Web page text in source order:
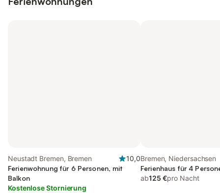
Neustadt Bremen, Bremen
10,0
Ferienwohnung für 6 Personen, mit
Balkon
Kostenlose Stornierung
Bremen, Niedersachsen
Ferienhaus für 4
ab125 €pro Nacht